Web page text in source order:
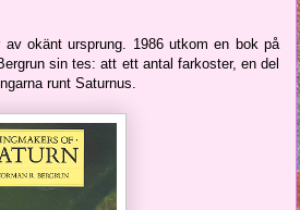
okänt ursprung. 1986 utkom en bok på
sin tes: att ett antal farkoster, en del
runt Saturnus.